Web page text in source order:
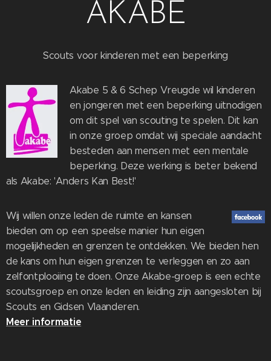
AKABE
Scouts voor kinderen met een beperking
Akabe 5 & 6 Schep Vreugde wil kinderen
en jongeren met een beperking uitnodigen
om dit spel van scouting te spelen. Dit kan
in onze groep omdat wij speciale aandacht
besteden aan mensen met een mentale
beperking. Deze werking is beter bekend
als Akabe: 'Anders Kan Best!'
Wij willen onze leden de ruimte en kansen
bieden om op een speelse manier hun eigen
mogelijkheden en grenzen te ontdekken. We bieden hen
de kans om hun eigen grenzen te verleggen en zo aan
zelfontplooiing te doen. Onze Akabe-groep is een echte
scoutsgroep en onze leden en leiding zijn aangesloten bij
Scouts en Gidsen Vlaanderen.
Meer informatie